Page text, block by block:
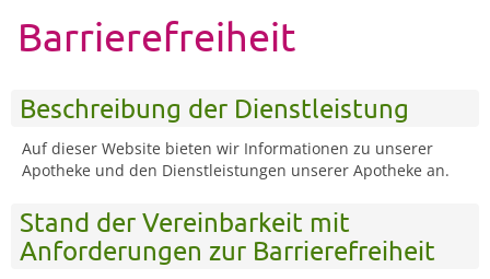
Barrierefreiheit
Beschreibung der Dienstleistung
Auf dieser Website bieten wir Informationen zu unserer
Apotheke und den Dienstleistungen unserer Apotheke an.
Stand der Vereinbarkeit mit
Anforderungen zur Barrierefreiheit